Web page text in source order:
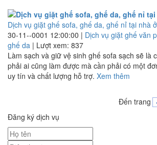
Dịch vụ giặt ghế sofa, ghế da, ghế nỉ tại nhà
30-11--0001 12:00:00 | Dịch vụ giặt ghế văn
ghế da | Lượt xem: 837
Làm sạch và giữ vệ sinh ghế sofa sạch sẽ là
phải ai cũng làm được mà cần phải có một
uy tín và chất lượng hỗ trợ. Xem thêm
Đến trang
Đăng ký dịch vụ